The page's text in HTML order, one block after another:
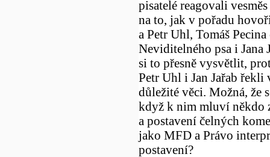
pisatelé reagovali
na to, jak v pořadu
a Petr Uhl, Tomáš
Neviditelného psa i Jana
si to přesně vysvětlit,
Petr Uhl i Jan Jařab řekli
důležité věci. Možná, že
když k nim mluví někdo
a postavení čelných
jako MFD a Právo
postavení?